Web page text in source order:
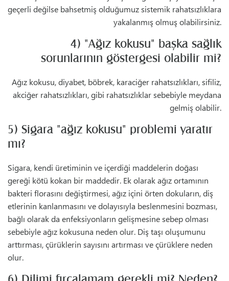
geçerli değilse bahsetmiş olduğumuz sistemik rahatsızlıklara
yakalanmış olmuş olabilirsiniz.
4) "Ağız kokusu" başka sağlık
sorunlarının göstergesi olabilir mi?
Ağız kokusu, diyabet, böbrek, karaciğer rahatsızlıkları, sifiliz,
akciğer rahatsızlıkları, gibi rahatsızlıklar sebebiyle meydana
gelmiş olabilir.
5) Sigara "ağız kokusu" problemi yaratır
mı?
Sigara, kendi üretiminin ve içerdiği maddelerin doğası
gereği kötü kokan bir maddedir. Ek olarak ağız ortamının
bakteri florasını değiştirmesi, ağız içini örten dokuların, diş
etlerinin kanlanmasını ve dolayısıyla beslenmesini bozması,
bağlı olarak da enfeksiyonların gelişmesine sebep olması
sebebiyle ağız kokusuna neden olur. Diş taşı oluşumunu
arttırması, çürüklerin sayısını artırması ve çürüklere neden
olur.